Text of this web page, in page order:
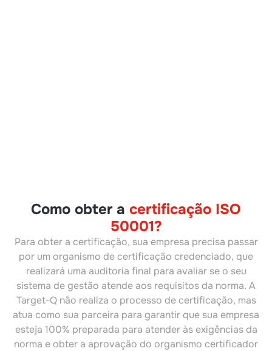
Como obter a certificação ISO
50001?
Para obter a certificação, sua empresa precisa passar
por um organismo de certificação credenciado, que
realizará uma auditoria final para avaliar se o seu
sistema de gestão atende aos requisitos da norma. A
Target-Q não realiza o processo de certificação, mas
atua como sua parceira para garantir que sua empresa
esteja 100% preparada para atender às exigências da
norma e obter a aprovação do organismo certificador